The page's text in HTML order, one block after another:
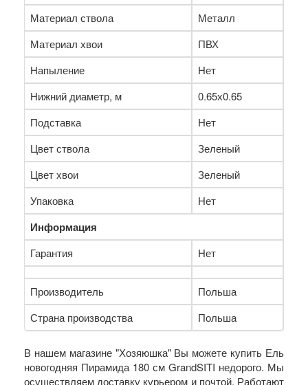
Материал ствола
Металл
Материал хвои
ПВХ
Напыление
Нет
Нижний диаметр, м
0.65х0.65
Подставка
Нет
Цвет ствола
Зеленый
Цвет хвои
Зеленый
Упаковка
Нет
Информация
Гарантия Нет
Производитель
Польша
Страна производства
Польша
В нашем магазине "Хозяюшка" Вы можете купить Ель
новогодняя Пирамида 180 см GrandSITI недорого. Мы
осуществляем доставку курьером и почтой. Работают